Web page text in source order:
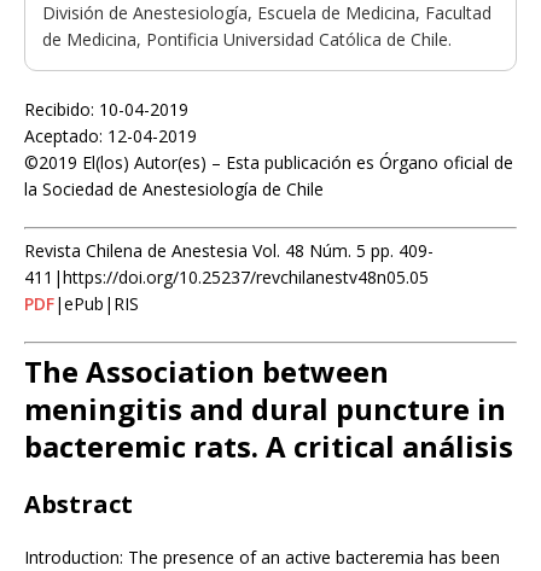
División de Anestesiología, Escuela de Medicina, Facultad
de Medicina, Pontificia Universidad Católica de Chile.
Recibido: 10-04-2019
Aceptado: 12-04-2019
©2019 El(los) Autor(es) – Esta publicación es Órgano oficial de
la Sociedad de Anestesiología de Chile
Revista Chilena de Anestesia Vol. 48 Núm. 5 pp. 409-
411|https://doi.org/10.25237/revchilanestv48n05.05
PDF|ePub|RIS
The Association between
meningitis and dural puncture in
bacteremic rats. A critical análisis
Abstract
Introduction: The presence of an active bacteremia has been